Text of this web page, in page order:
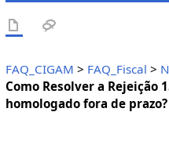
FAQ_CIGAM > FAQ_Fiscal >
Como Resolver a Rejeição
homologado fora de prazo?